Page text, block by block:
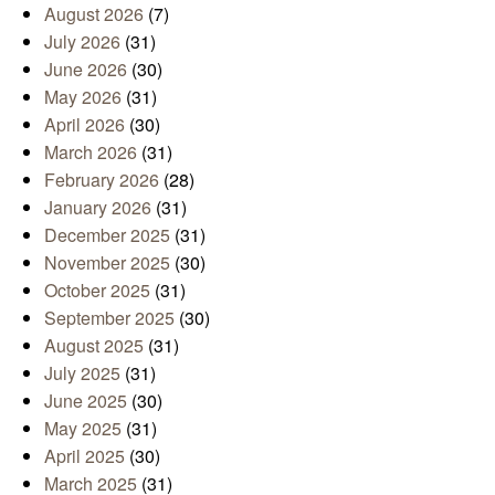
August 2026 (7)
July 2026 (31)
June 2026 (30)
May 2026 (31)
April 2026 (30)
March 2026 (31)
February 2026 (28)
January 2026 (31)
December 2025 (31)
November 2025 (30)
October 2025 (31)
September 2025 (30)
August 2025 (31)
July 2025 (31)
June 2025 (30)
May 2025 (31)
April 2025 (30)
March 2025 (31)